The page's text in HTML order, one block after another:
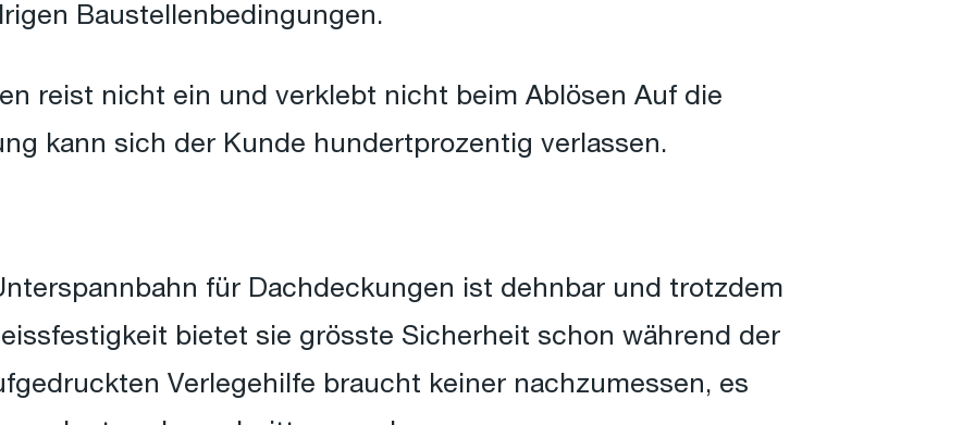
Baustellenbedingungen.
reist nicht ein und verklebt nicht beim Ablösen Auf die
kann sich der Kunde hundertprozentig verlassen.
für Dachdeckungen ist dehnbar und trotzdem
bietet sie grösste Sicherheit schon während der
Verlegehilfe braucht keiner nachzumessen, es